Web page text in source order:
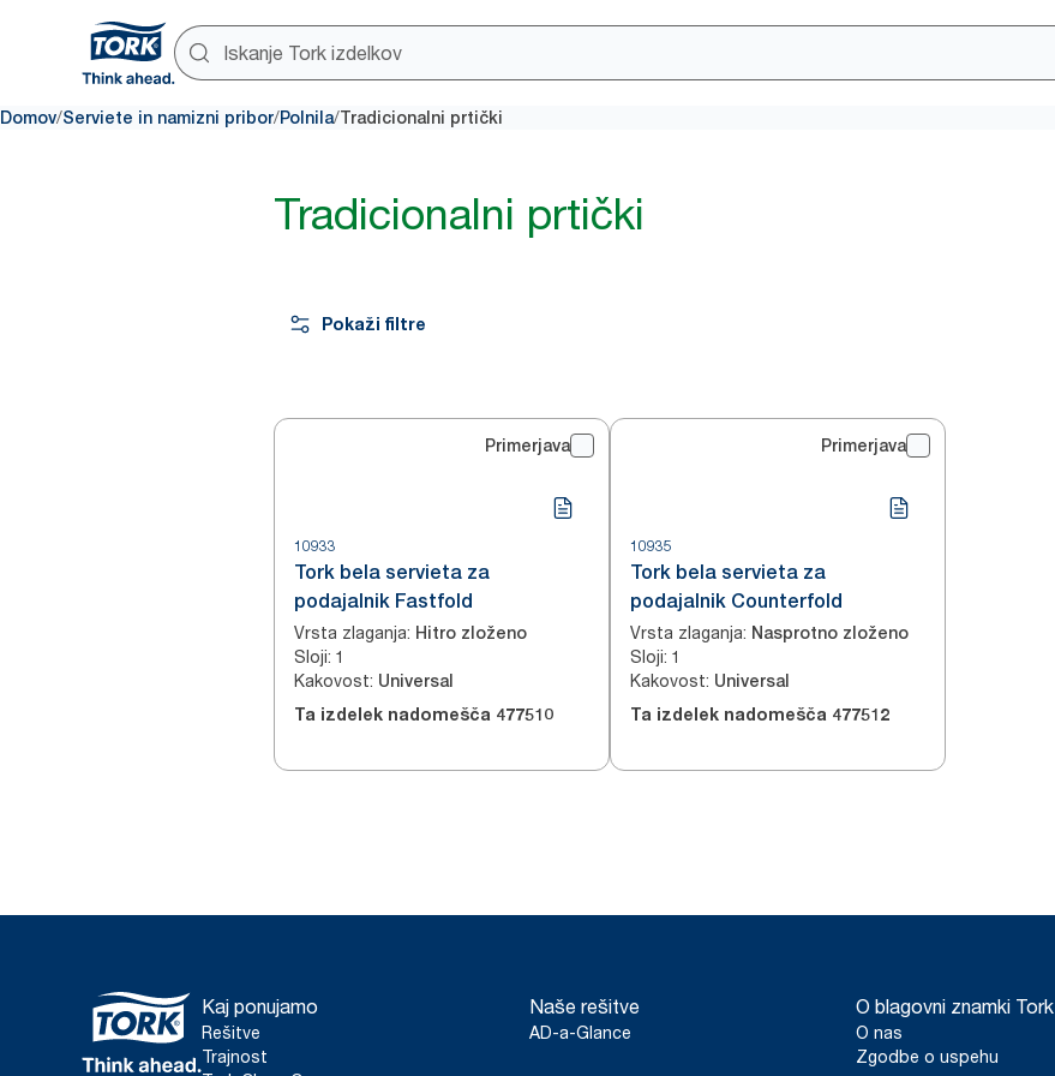
Domov/Serviete in namizni pribor/Polnila/Tradicionalni prtički
Tradicionalni prtički
Pokaži filtre
Primerjava
10933
Tork bela servieta za
podajalnik Fastfold
Vrsta zlaganja: Hitro zloženo
Sloji: 1
Kakovost: Universal
Ta izdelek nadomešča 477510
Primerjava
10935
Tork bela servieta za
podajalnik Counterfold
Vrsta zlaganja: Nasprotno zloženo
Sloji: 1
Kakovost: Universal
Ta izdelek nadomešča 477512
Kaj ponujamo
Rešitve
Trajnost
Naše rešitve
AD-a-Glance
O blagovni znamki Tork
O nas
Zgodbe o uspehu